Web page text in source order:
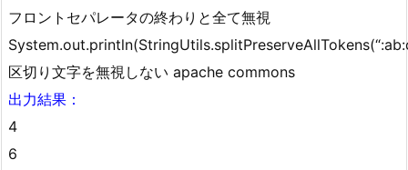
フロントセパレータの終わりと全て無視
区切り文字を無視しない apache commons
出力結果：
4
6